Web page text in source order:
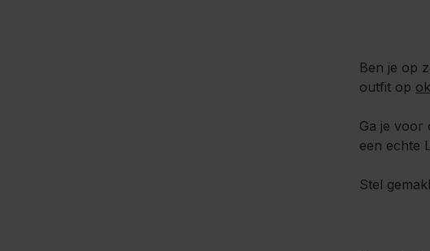
Ben je op
outfit op
Ga je voor
een echte
Stel